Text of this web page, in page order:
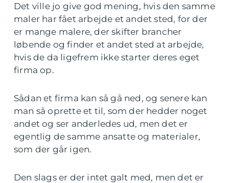
Det ville jo give god mening, hvis den samme
maler har fået arbejde et andet sted, for der
er mange malere, der skifter brancher
løbende og finder et andet sted at arbejde,
hvis de da ligefrem ikke starter deres eget
firma op.
Sådan et firma kan så gå ned, og senere kan
man så oprette et til, som der hedder noget
andet og ser anderledes ud, men det er
egentlig de samme ansatte og materialer,
som der går igen.
Den slags er der intet galt med, men det er